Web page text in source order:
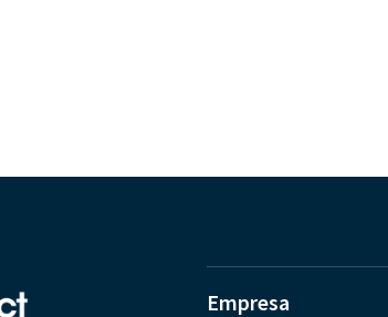
Empresa